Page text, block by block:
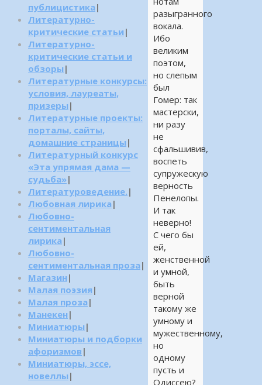
разыгранного
вокала.
Ибо
великим
поэтом,
но слепым
был
Гомер: так
мастерски,
ни разу
не
сфальшивив,
воспеть
супружескую
верность
Пенелопы.
И так
неверно!
С чего бы
ей,
женственной
и умной,
быть
верной
такому же
умному и
мужественному,
но
одному
пусть и
Одиссею?
публицистика |
Литературно-
критические статьи |
Литературно-
критические статьи и
обзоры |
Литературные конкурсы:
условия, лауреаты,
призеры |
Литературные проекты:
порталы, сайты,
домашние страницы |
Литературный конкурс
«Эта упрямая дама —
судьба» |
Литературоведение. |
Любовная лирика |
Любовно-
сентиментальная
лирика |
Любовно-
сентиментальная проза |
Магазин |
Малая поэзия |
Малая проза |
Манекен |
Миниатюры |
Миниатюры и подборки
афоризмов |
Миниатюры, эссе,
новеллы |